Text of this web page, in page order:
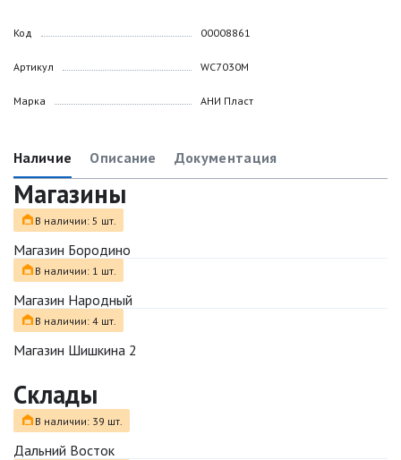
Код
Артикул
Марка
00008861
WC7030M
АНИ Пласт
Наличие Описание Документация
Магазины
В наличии: 5 шт.
Магазин Бородино
В наличии: 1 шт.
Магазин Народный
В наличии: 4 шт.
Магазин Шишкина 2
Склады
В наличии: 39 шт.
Дальний Восток